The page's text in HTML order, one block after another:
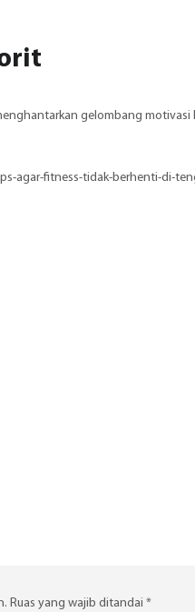
gelombang
agar-fitness-tidak-berhenti-di-
Ruas yang wajib ditandai *